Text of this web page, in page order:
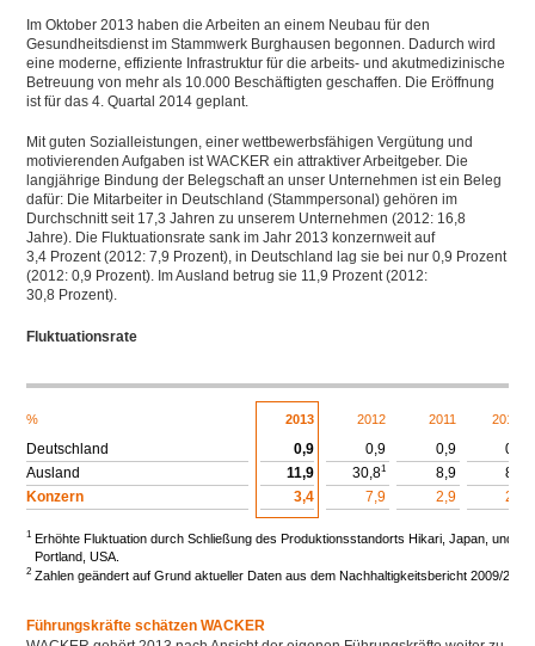
Im Oktober 2013 haben die Arbeiten an einem Neubau für den
Gesundheitsdienst im Stammwerk Burghausen begonnen. Dadurch wird
eine moderne, effiziente Infrastruktur für die arbeits- und akutmedizinische
Betreuung von mehr als 10.000 Beschäftigten geschaffen. Die Eröffnung
ist für das 4. Quartal 2014 geplant.
Mit guten Sozialleistungen, einer wettbewerbsfähigen Vergütung und
motivierenden Aufgaben ist WACKER ein attraktiver Arbeitgeber. Die
langjährige Bindung der Belegschaft an unser Unternehmen ist ein Beleg
dafür: Die Mitarbeiter in Deutschland (Stammpersonal) gehören im
Durchschnitt seit 17,3 Jahren zu unserem Unternehmen (2012: 16,8
Jahre). Die Fluktuationsrate sank im Jahr 2013 konzernweit auf
3,4 Prozent (2012: 7,9 Prozent), in Deutschland lag sie bei nur 0,9 Prozent
(2012: 0,9 Prozent). Im Ausland betrug sie 11,9 Prozent (2012:
30,8 Prozent).
Fluktuationsrate
% 2013 2012 2011 2010
1 Erhöhte Fluktuation durch Schließung des Produktionsstandorts Hikari, Japan, und
Portland, USA.
2 Zahlen geändert auf Grund aktueller Daten aus dem Nachhaltigkeitsbericht 2009/2010.
Deutschland 0,9 0,9 0,9
0,6
Ausland
11,9 30,81 8,9
8,7
Konzern
3,4 7,9 2,9 2,5
Führungskräfte schätzen WACKER